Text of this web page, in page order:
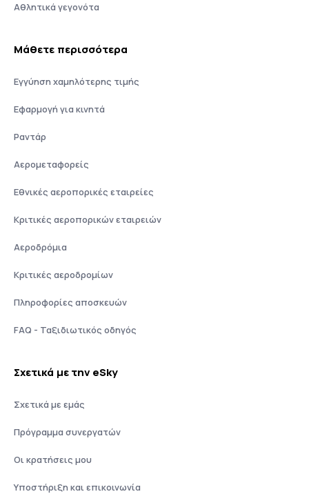
Αθλητικά γεγονότα
Μάθετε περισσότερα
Εγγύηση χαμηλότερης τιμής
Εφαρμογή για κινητά
Ραντάρ
Αερομεταφορείς
Εθνικές αεροπορικές εταιρείες
Κριτικές αεροπορικών εταιρειών
Αεροδρόμια
Κριτικές αεροδρομίων
Πληροφορίες αποσκευών
FAQ - Ταξιδιωτικός οδηγός
Σχετικά με την eSky
Σχετικά με εμάς
Πρόγραμμα συνεργατών
Οι κρατήσεις μου
Υποστήριξη και επικοινωνία